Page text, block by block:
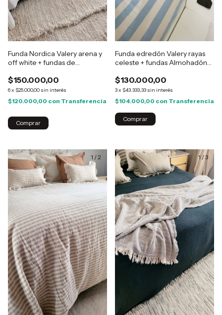
Funda Nordica Valery arena y
off white + fundas de
$150.000,00
6x $25.000,00 sin interés
$120.000,00 con Transferencia
Comprar
Funda edredón Valery rayas
celeste + fundas Almohadón
$130.000,00
3x $43.333,33 sin interés
$104.000,00 con Transferencia
Comprar
1 /2 1 /3